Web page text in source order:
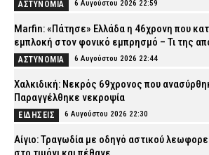
ΑΣΤΥΝΟΜΙΑ 6 Αυγούστου 2026 22:59
Marfin: «Πάτησε» Ελλάδα η 46χρονη που
εμπλοκή στον φονικό εμπρησμό – Τι της
ΑΣΤΥΝΟΜΙΑ 6 Αυγούστου 2026 22:44
Χαλκιδική: Νεκρός 69χρονος που
Παραγγέλθηκε νεκροψία
ΕΙΔΗΣΕΙΣ 6 Αυγούστου 2026 22:30
Αίγιο: Τραγωδία με οδηγό αστικού